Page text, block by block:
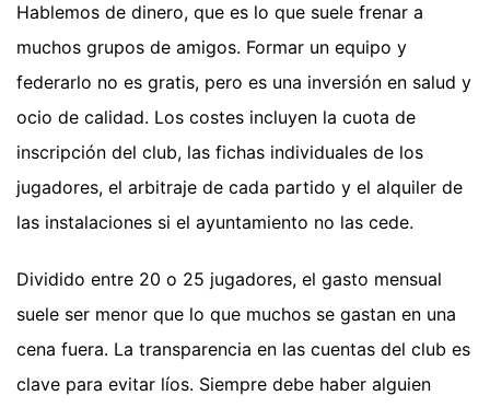
Hablemos de dinero, que es lo que suele frenar a
muchos grupos de amigos. Formar un equipo y
federarlo no es gratis, pero es una inversión en salud y
ocio de calidad. Los costes incluyen la cuota de
inscripción del club, las fichas individuales de los
jugadores, el arbitraje de cada partido y el alquiler de
las instalaciones si el ayuntamiento no las cede.
Dividido entre 20 o 25 jugadores, el gasto mensual
suele ser menor que lo que muchos se gastan en una
cena fuera. La transparencia en las cuentas del club es
clave para evitar líos. Siempre debe haber alguien